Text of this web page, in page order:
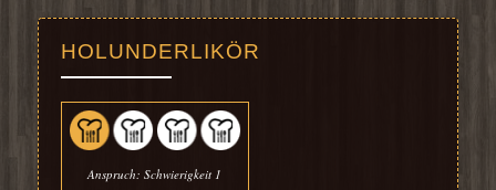
HOLUNDERLIKÖR
Anspruch: Schwierigkeit 1